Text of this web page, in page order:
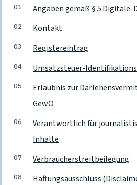
Inhalt dieser Seite
Angaben gemäß § 5 Digitale-
Kontakt
Registereintrag
Umsatzsteuer-
Erlaubnis zur
GewO
Verantwortlich für
Inhalte
Verbraucherstreitbeilegung
Haftungsausschluss